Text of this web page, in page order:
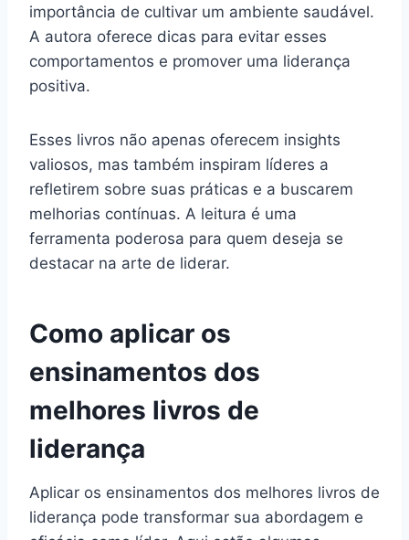
importância de cultivar um ambiente saudável.
A autora oferece dicas para evitar esses
comportamentos e promover uma liderança
positiva.
Esses livros não apenas oferecem insights
valiosos, mas também inspiram líderes a
refletirem sobre suas práticas e a buscarem
melhorias contínuas. A leitura é uma
ferramenta poderosa para quem deseja se
destacar na arte de liderar.
Como aplicar os
ensinamentos dos
melhores livros de
liderança
Aplicar os ensinamentos dos melhores livros de
liderança pode transformar sua abordagem e